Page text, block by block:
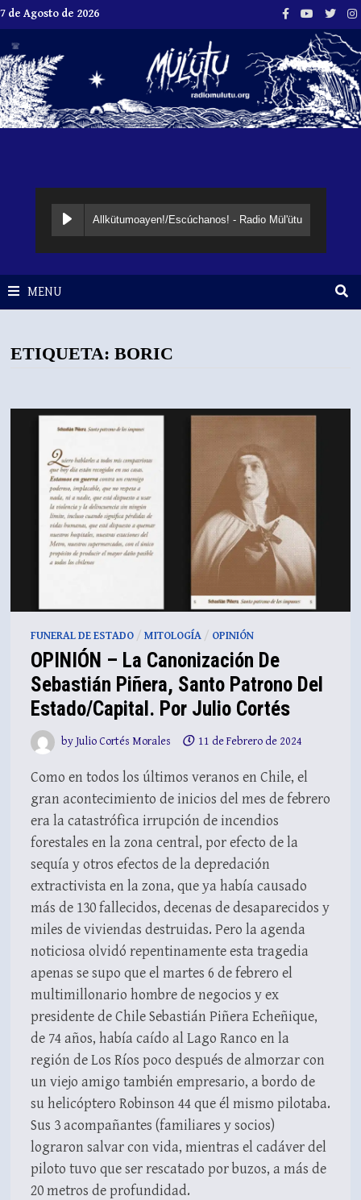
Skip
to
content
7 de Agosto de 2026
Allkütumoayen!/Escúchanos! - Radio Mül'ütu
MENU
ETIQUETA: BORIC
FUNERAL DE ESTADO/ MITOLOGÍA/ OPINIÓN
OPINIÓN – La Canonización De
Sebastián Piñera, Santo Patrono Del
Estado/capital. Por Julio Cortés
byJulio Cortés Morales 11 de Febrero de 2024
Como en todos los últimos veranos en Chile, el
gran acontecimiento de inicios del mes de febrero
era la catastrófica irrupción de incendios
forestales en la zona central, por efecto de la
sequía y otros efectos de la depredación
extractivista en la zona, que ya había causado
más de 130 fallecidos, decenas de desaparecidos y
miles de viviendas destruidas. Pero la agenda
noticiosa olvidó repentinamente esta tragedia
apenas se supo que el martes 6 de febrero el
multimillonario hombre de negocios y ex
presidente de Chile Sebastián Piñera Echeñique,
de 74 años, había caído al Lago Ranco en la
región de Los Ríos poco después de almorzar con
un viejo amigo también empresario, a bordo de
su helicóptero Robinson 44 que él mismo pilotaba.
Sus 3 acompañantes (familiares y socios)
lograron salvar con vida, mientras el cadáver del
piloto tuvo que ser rescatado por buzos, a más de
20 metros de profundidad.